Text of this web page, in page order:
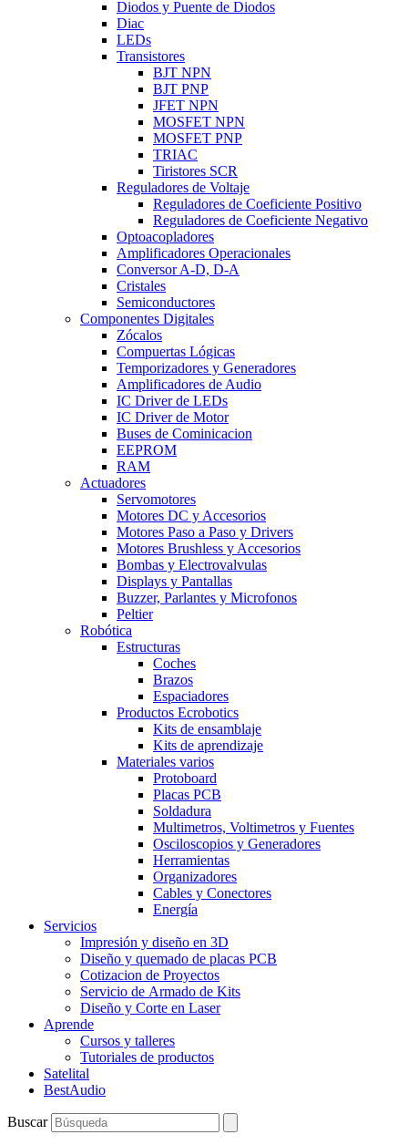
Diodos y Puente de Diodos
Diac
LEDs
Transistores
BJT NPN
BJT PNP
JFET NPN
MOSFET NPN
MOSFET PNP
TRIAC
Tiristores SCR
Reguladores de Voltaje
Reguladores de Coeficiente Positivo
Reguladores de Coeficiente Negativo
Optoacopladores
Amplificadores Operacionales
Conversor A-D, D-A
Cristales
Semiconductores
Componentes Digitales
Zócalos
Compuertas Lógicas
Temporizadores y Generadores
Amplificadores de Audio
IC Driver de LEDs
IC Driver de Motor
Buses de Cominicacion
EEPROM
RAM
Actuadores
Servomotores
Motores DC y Accesorios
Motores Paso a Paso y Drivers
Motores Brushless y Accesorios
Bombas y Electrovalvulas
Displays y Pantallas
Buzzer, Parlantes y Microfonos
Peltier
Robótica
Estructuras
Coches
Brazos
Espaciadores
Productos Ecrobotics
Kits de ensamblaje
Kits de aprendizaje
Materiales varios
Protoboard
Placas PCB
Soldadura
Multimetros, Voltimetros y Fuentes
Osciloscopios y Generadores
Herramientas
Organizadores
Cables y Conectores
Energía
Servicios
Impresión y diseño en 3D
Diseño y quemado de placas PCB
Cotizacion de Proyectos
Servicio de Armado de Kits
Diseño y Corte en Laser
Aprende
Cursos y talleres
Tutoriales de productos
Satelital
BestAudio
Buscar